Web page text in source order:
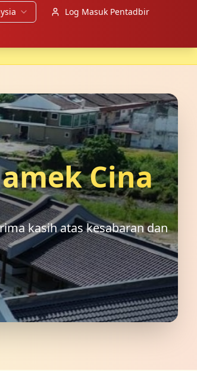
Log Masuk Pentadbir
Cina
kasih atas kesabaran dan